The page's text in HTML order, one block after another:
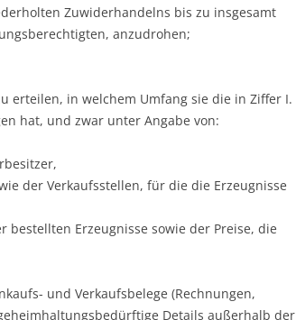
Zuwiderhandelns bis zu insgesamt
anzudrohen;
erteilen, in welchem Umfang sie die in Ziffer I.
hat, und zwar unter Angabe von:
der Verkaufsstellen, für die die Erzeugnisse
Erzeugnisse sowie der Preise, die
und Verkaufsbelege (Rechnungen,
Details außerhalb der